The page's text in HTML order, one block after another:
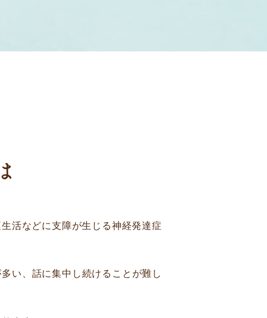
活などに支障が生じる神経発達症
い、話に集中し続けることが難し